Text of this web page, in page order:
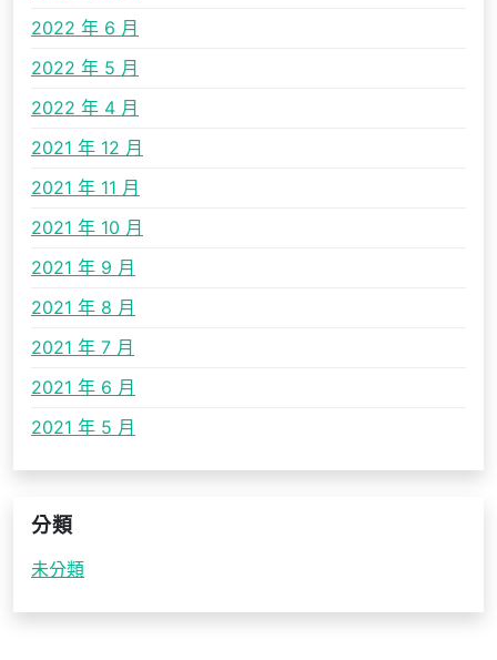
2022 年 6 月
2022 年 5 月
2022 年 4 月
2021 年 12 月
2021 年 11 月
2021 年 10 月
2021 年 9 月
2021 年 8 月
2021 年 7 月
2021 年 6 月
2021 年 5 月
分類
未分類